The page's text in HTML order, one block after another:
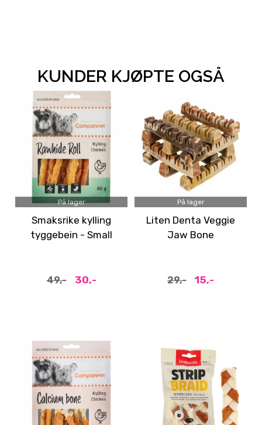
KUNDER KJØPTE OGSÅ
På lager
Smaksrike kylling
tyggebein - Small
49,- 30,-
På lager
Liten Denta Veggie
Jaw Bone
29,- 15,-